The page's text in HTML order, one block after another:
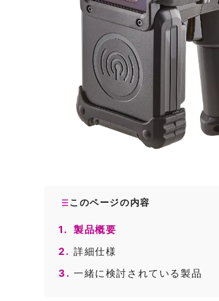
このページの内容
1. 製品概要
2. 詳細仕様
3. 一緒に検討されている製品